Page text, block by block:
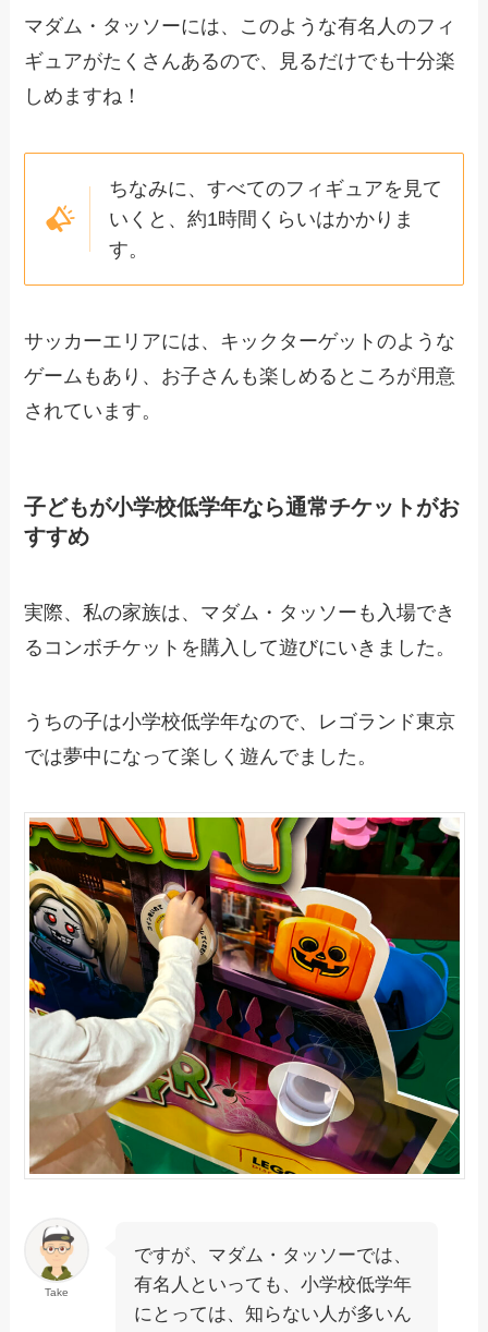
マダム・タッソーには、このような有名人のフィ
ギュアがたくさんあるので、見るだけでも十分楽
しめますね！
ちなみに、すべてのフィギュアを見て
いくと、約1時間くらいはかかりま
す。
サッカーエリアには、キックターゲットのような
ゲームもあり、お子さんも楽しめるところが用意
されています。
子どもが小学校低学年なら通常チケットがお
すすめ
実際、私の家族は、マダム・タッソーも入場でき
るコンボチケットを購入して遊びにいきました。
うちの子は小学校低学年なので、レゴランド東京
では夢中になって楽しく遊んでました。
Take
ですが、マダム・タッソーでは、
有名人といっても、小学校低学年
にとっては、知らない人が多いん